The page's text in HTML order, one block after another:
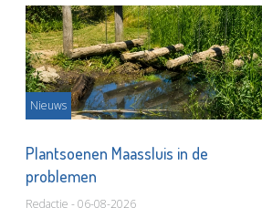
Nieuws
Plantsoenen Maassluis in de
problemen
Redactie - 06-08-2026